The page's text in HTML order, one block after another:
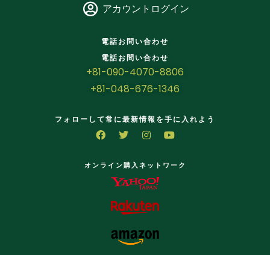
アカウントログイン
電話お問い合わせ
電話お問い合わせ
+81-090-4070-8806
+81-048-676-1346
フォローして常に最新情報を手に入れよう
オンライン購入ネットワーク